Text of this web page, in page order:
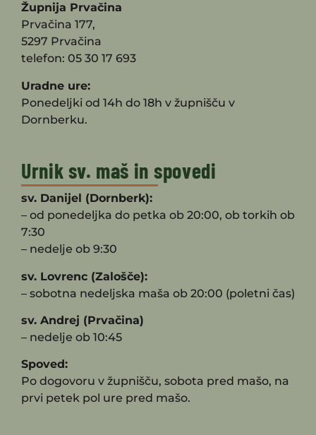
Župnija Prvačina
Prvačina 177,
5297 Prvačina
telefon: 05 30 17 693
Uradne ure:
Ponedeljki od 14h do 18h v župnišču v
Dornberku.
Urnik sv. maš in spovedi
sv. Danijel (Dornberk):
– od ponedeljka do petka ob 20:00, ob torkih ob
7:30
– nedelje ob 9:30
sv. Lovrenc (Zalošče):
– sobotna nedeljska maša ob 20:00 (poletni čas)
sv. Andrej (Prvačina)
– nedelje ob 10:45
Spoved:
Po dogovoru v župnišču, sobota pred mašo, na
prvi petek pol ure pred mašo.